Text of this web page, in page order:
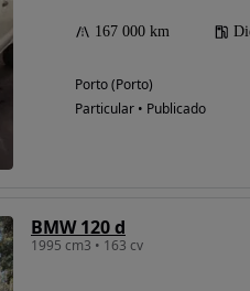
Possibilidade de
financiamento
167 000 km
Porto (Porto)
Particular • Publicado
BMW 120 d
1995 cm3 • 163 cv